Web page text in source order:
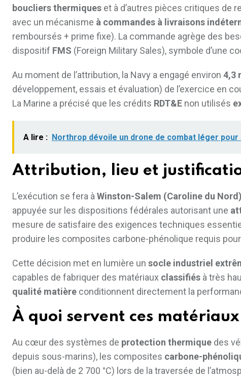
boucliers thermiques et à d’autres pièces critiques de
avec un mécanisme à commandes à livraisons
remboursés + prime fixe). La commande agrège des
dispositif FMS (Foreign Military Sales), symbole d’une
Au moment de l’attribution, la Navy a engagé environ 4,3
développement, essais et évaluation) de l’exercice en
La Marine a précisé que les crédits RDT&E non utilisés
A lire : Northrop dévoile un drone de combat léger
Attribution, lieu et
L’exécution se fera àWinston-Salem (Caroline du Nord)
appuyée sur les dispositions fédérales autorisant une
mesure de satisfaire des exigences techniques
produire les composites carbone-phénolique requis
Cette décision met en lumière un socle industriel
capables de fabriquer des matériaux classifiés à très
qualité matière conditionnent directement la
À quoi servent ces
Au cœur des systèmes de protection thermique des
depuis sous-marins), les composites carbone-
(bien au-delà de 2 700 °C) lors de la traversée de